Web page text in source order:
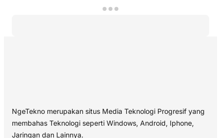
NgeTekno merupakan situs Media Teknologi Progresif yang
membahas Teknologi seperti Windows, Android, Iphone,
Jaringan dan Lainnya.